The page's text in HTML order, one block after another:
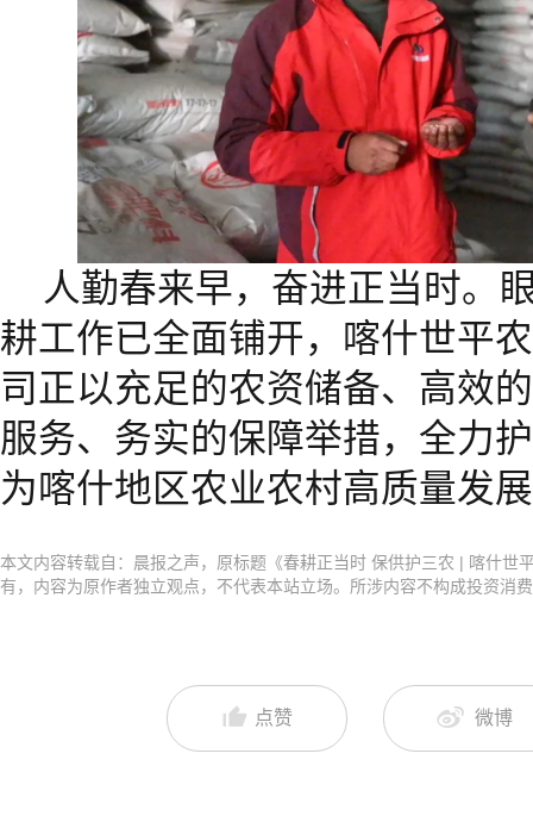
人勤春来早，奋进正当时。
耕工作已全面铺开，喀什世平
司正以充足的农资储备、高效
服务、务实的保障举措，全力
为喀什地区农业农村高质量发
本文内容转载自：晨报之声，原标题《春耕正当时 保供护三农 | 喀什世
有，内容为原作者独立观点，不代表本站立场。所涉内容不构成投资消
点赞 微博